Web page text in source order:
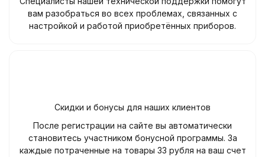
вам разобраться во всех проблемах, связанных с
настройкой и работой приобретённых приборов.
Скидки и бонусы для наших клиентов
После регистрации на сайте вы автоматически
становитесь участником бонусной программы. За
каждые потраченные на товары 33 рубля на ваш счет